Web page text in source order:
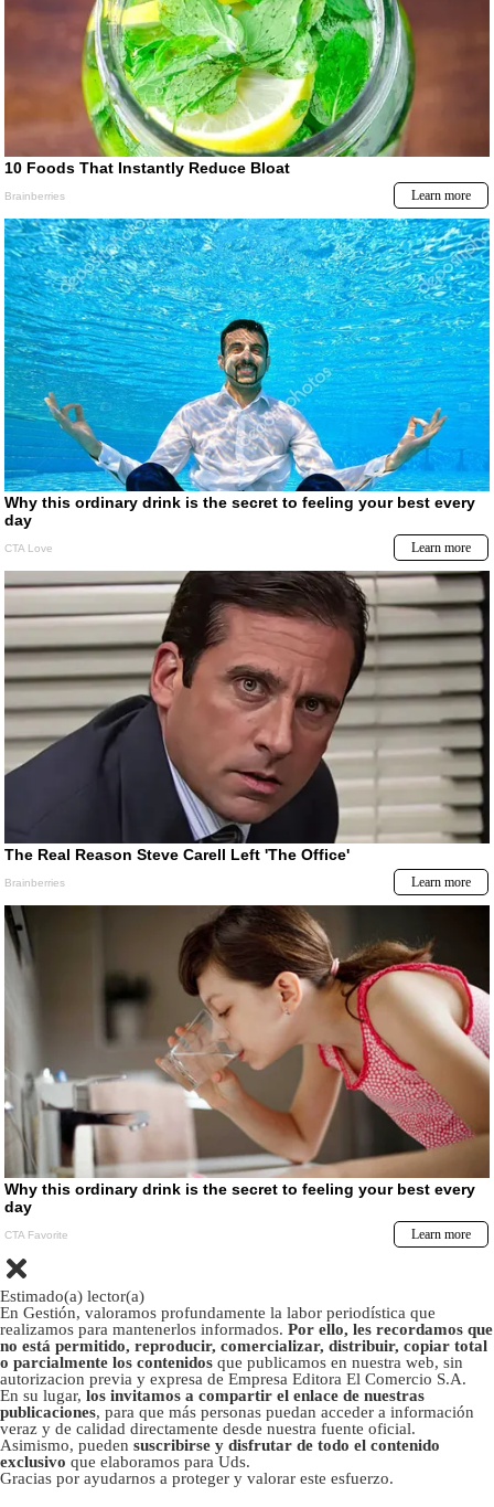
Estimado(a) lector(a)
En Gestión, valoramos profundamente la labor periodística que
realizamos para mantenerlos informados. Por ello, les recordamos que
no está permitido, reproducir, comercializar, distribuir, copiar total
o parcialmente los contenidos que publicamos en nuestra web, sin
autorizacion previa y expresa de Empresa Editora El Comercio S.A.
En su lugar, los invitamos a compartir el enlace de nuestras
publicaciones, para que más personas puedan acceder a información
veraz y de calidad directamente desde nuestra fuente oficial.
Asimismo, pueden suscribirse y disfrutar de todo el contenido
exclusivo que elaboramos para Uds.
Gracias por ayudarnos a proteger y valorar este esfuerzo.